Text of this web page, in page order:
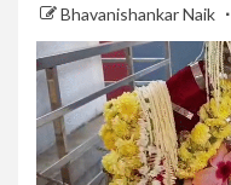
Bhavanishankar Naik